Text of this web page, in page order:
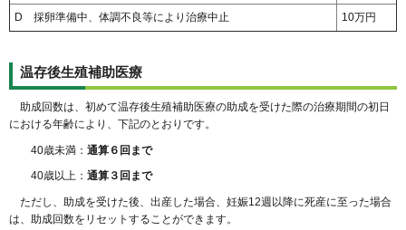
D 採卵準備中、体調不良等により治療中止 10万円
温存後生殖補助医療
助成回数は、初めて温存後生殖補助医療の助成を受けた際の治療期間の初日
における年齢により、下記のとおりです。
40歳未満： 通算６回まで
40歳以上： 通算３回まで
ただし、助成を受けた後、出産した場合、妊娠12週以降に死産に至った場合
は、助成回数をリセットすることができます。